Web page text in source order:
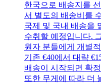
한국으로 배송지를
서 별도의 배송비를
국제 및 국내 배송을
수취할 예정입니다.
원자 분들에게 개별
기존 €40에서 대략
배송이 시작되면 확
또한 무게에 따라 더